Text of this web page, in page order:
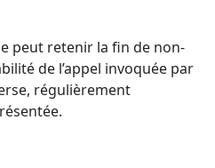
peut retenir la fin de non-
de l’appel invoquée par
régulièrement